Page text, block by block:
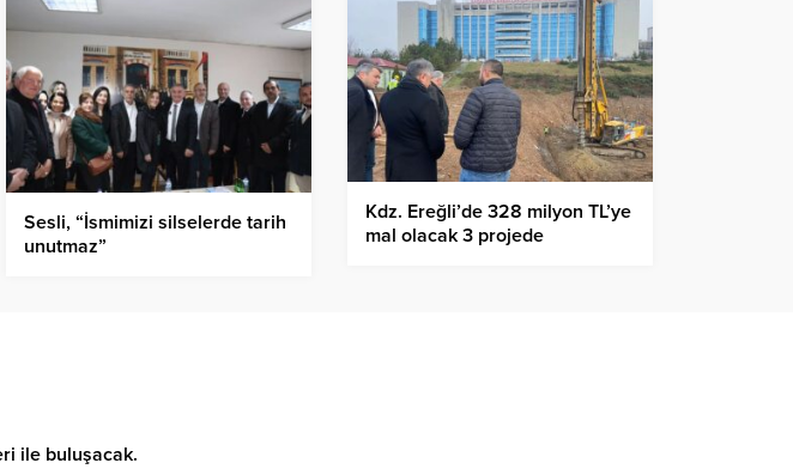
Sesli, “İsmimizi silselerde tarih
unutmaz”
Kdz. Ereğli’de 328 milyon TL’ye
mal olacak 3 projede
ile buluşacak.